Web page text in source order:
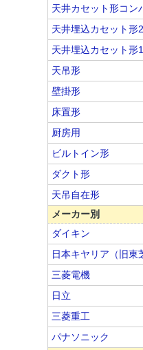
天井カセット形コン
天井埋込カセット形
天井埋込カセット形
天吊形
壁掛形
床置形
厨房用
ビルトイン形
ダクト形
天吊自在形
メーカー別
ダイキン
日本キヤリア（旧東
三菱電機
日立
三菱重工
パナソニック